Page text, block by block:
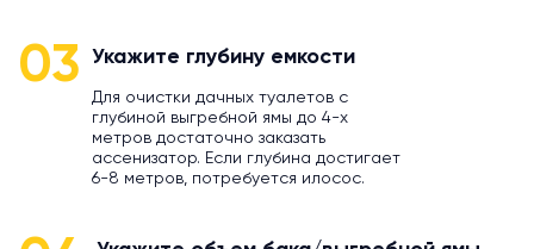
03 Укажите глубину емкости
Для очистки дачных туалетов с
глубиной выгребной ямы до 4-х
метров достаточно заказать
ассенизатор. Если глубина достигает
6-8 метров, потребуется илосос.